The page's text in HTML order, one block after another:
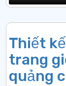
Thiết
trang
quảng